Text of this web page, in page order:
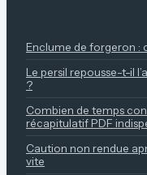
Enclume de forgeron :
Le persil repousse-t-il
?
Combien de temps
récapitulatif PDF
Caution non rendue
vite